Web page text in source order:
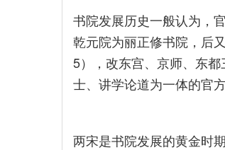
书院发展历史一般认为，
乾元院为丽正修书院，后
5），改东宫、京师、东
士、讲学论道为一体的官
两宋是书院发展的黄金时